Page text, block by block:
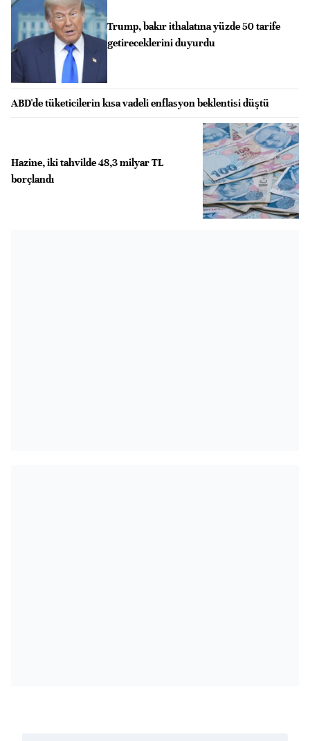
Trump, bakır ithalatına yüzde 50 tarife
getireceklerini duyurdu
ABD'de tüketicilerin kısa vadeli enflasyon beklentisi düştü
Hazine, iki tahvilde 48,3 milyar TL
borçlandı